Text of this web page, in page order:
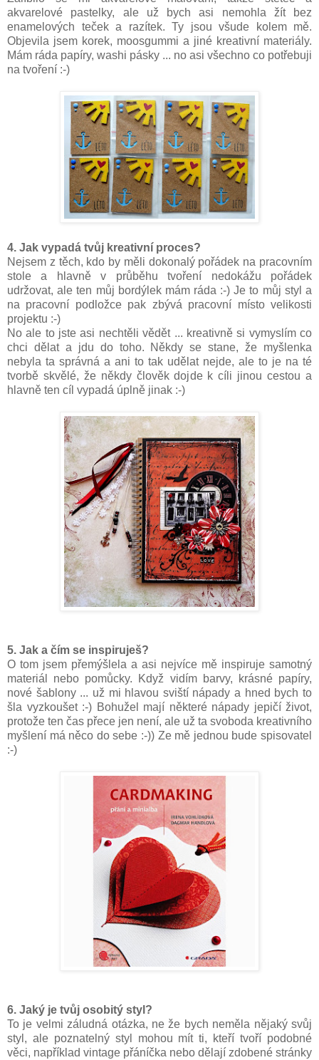
akvarelové pastelky, ale už bych asi nemohla žít bez
enamelových teček a razítek. Ty jsou všude kolem mě.
Objevila jsem korek, moosgummi a jiné kreativní materiály.
Mám ráda papíry, washi pásky ... no asi všechno co potřebuji
na tvoření :-)
4. Jak vypadá tvůj kreativní proces?
Nejsem z těch, kdo by měli dokonalý pořádek na pracovním
stole a hlavně v průběhu tvoření nedokážu pořádek
udržovat, ale ten můj bordýlek mám ráda :-) Je to můj styl a
na pracovní podložce pak zbývá pracovní místo velikosti
projektu :-)
No ale to jste asi nechtěli vědět ... kreativně si vymyslím co
chci dělat a jdu do toho. Někdy se stane, že myšlenka
nebyla ta správná a ani to tak udělat nejde, ale to je na té
tvorbě skvělé, že někdy člověk dojde k cíli jinou cestou a
hlavně ten cíl vypadá úplně jinak :-)
5. Jak a čím se inspiruješ?
O tom jsem přemýšlela a asi nejvíce mě inspiruje samotný
materiál nebo pomůcky. Když vidím barvy, krásné papíry,
nové šablony ... už mi hlavou sviští nápady a hned bych to
šla vyzkoušet :-) Bohužel mají některé nápady jepičí život,
protože ten čas přece jen není, ale už ta svoboda kreativního
myšlení má něco do sebe :-)) Ze mě jednou bude spisovatel
:-)
6. Jaký je tvůj osobitý styl?
To je velmi záludná otázka, ne že bych neměla nějaký svůj
styl, ale poznatelný styl mohou mít ti, kteří tvoří podobné
věci, například vintage přáníčka nebo dělají zdobené stránky